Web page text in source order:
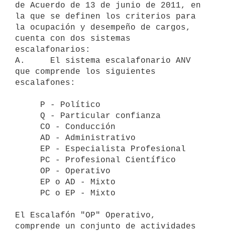
de Acuerdo de 13 de junio de 2011, en
la que se definen los criterios para
la ocupación y desempeño de cargos,
cuenta con dos sistemas
escalafonarios:
A.     El sistema escalafonario ANV
que comprende los siguientes
escalafones:
El Escalafón "OP" Operativo,
comprende un conjunto de actividades